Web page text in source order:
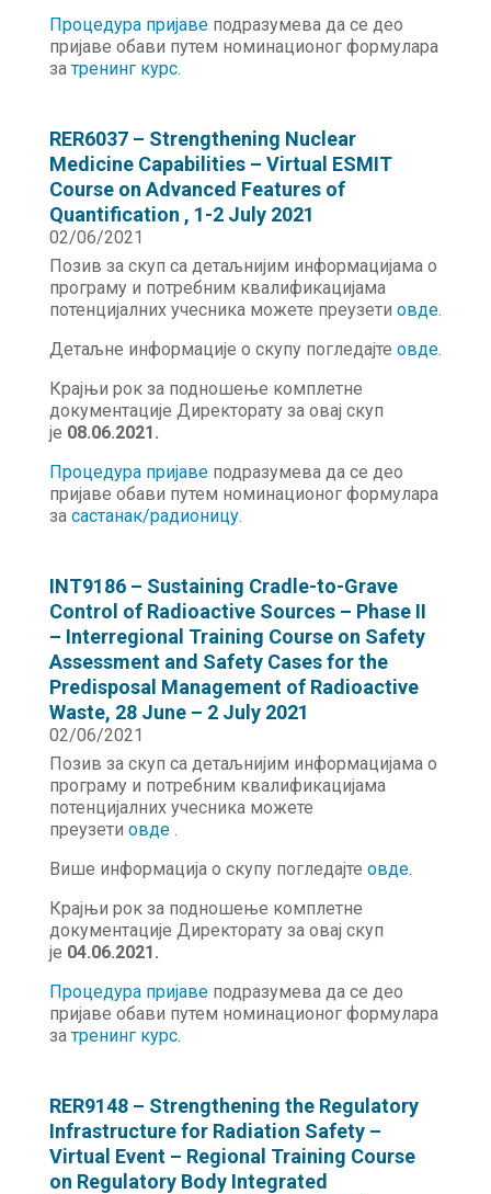
Процедура пријавеподразумева да се део
пријаве обави путем номинационог формулара
затренинг курс.
RER6037 – Strengthening Nuclear
Medicine Capabilities – Virtual ESMIT
Course on Advanced Features of
Quantification , 1-2 July 2021
02/06/2021
Позив за скуп са детаљнијим информацијама о
програму и потребним квалификацијама
потенцијалних учесника можете преузети овде.
Детаљне информације о скупу погледајте овде.
Крајњи рок за подношење комплетне
документације Директорату за овај скуп
је 08.06.2021.
Процедура пријавеподразумева да се део
пријаве обави путем номинационог формулара
за састанак/радионицу.
INT9186 – Sustaining Cradle-to-Grave
Control of Radioactive Sources – Phase II
– Interregional Training Course on Safety
Assessment and Safety Cases for the
Predisposal Management of Radioactive
Waste, 28 June – 2 July 2021
02/06/2021
Позив за скуп са детаљнијим информацијама о
програму и потребним квалификацијама
потенцијалних учесника можете
преузети овде.
Више информација о скупу погледајте овде.
Крајњи рок за подношење комплетне
документације Директорату за овај скуп
је 04.06.2021.
Процедура пријавеподразумева да се део
пријаве обави путем номинационог формулара
затренинг курс.
RER9148 – Strengthening the Regulatory
Infrastructure for Radiation Safety –
Virtual Event – Regional Training Course
on Regulatory Body Integrated